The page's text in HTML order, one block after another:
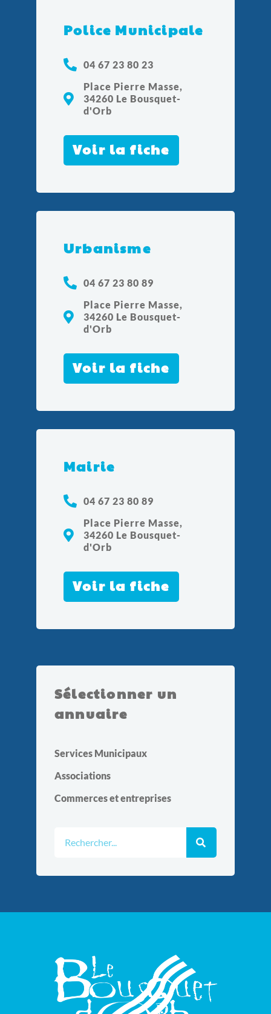
Police Municipale
04 67 23 80 23
Place Pierre Masse,
34260 Le Bousquet-
d'Orb
Voir la fiche
Urbanisme
04 67 23 80 89
Place Pierre Masse,
34260 Le Bousquet-
d'Orb
Voir la fiche
Mairie
04 67 23 80 89
Place Pierre Masse,
34260 Le Bousquet-
d'Orb
Voir la fiche
Sélectionner un
annuaire
Services Municipaux
Associations
Commerces et entreprises